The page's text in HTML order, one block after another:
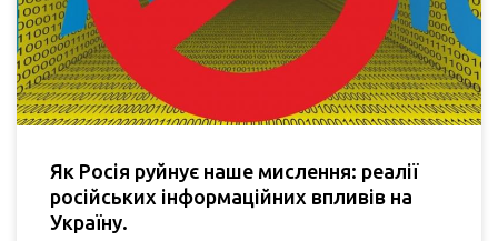
Як Росія руйнує наше мислення: реалії
російських інформаційних впливів на
Україну.